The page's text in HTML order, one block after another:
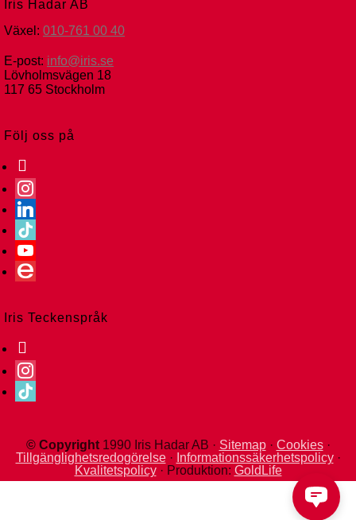
Iris Hadar AB
Växel: 010-761 00 40
E-post: info@iris.se
Lövholmsvägen 18
117 65 Stockholm
Följ oss på
facebook
instagram
linkedin
tiktok
youtube
ebay
Iris Teckenspråk
facebook
instagram
tiktok
© Copyright1990Iris Hadar AB · Sitemap· Cookies·
Tillgänglighetsredogörelse· Informationssäkerhetspolicy·
Kvalitetspolicy· Produktion: GoldLife